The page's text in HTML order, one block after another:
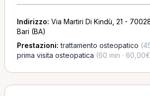
Indirizzo: Via Martiri Di Kindù, 21 -
Bari (BA)
Prestazioni:trattamento osteopatico
prima visita osteopatica (60 min ·